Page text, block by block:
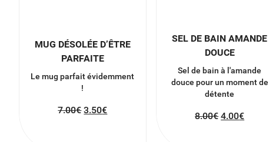
MUG DÉSOLÉE D’ÊTRE
PARFAITE
Le mug parfait évidemment
!
7.00€ 3.50€
SEL DE BAIN AMANDE
DOUCE
Sel de bain à l'amande
douce pour un moment de
détente
8.00€ 4.00€